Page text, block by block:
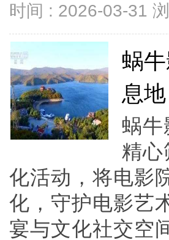
时间 : 2026-03-31 浏
蜗
息地
蜗牛
精心
化活动，将电影
化，守护电影艺
宴与文化社交空